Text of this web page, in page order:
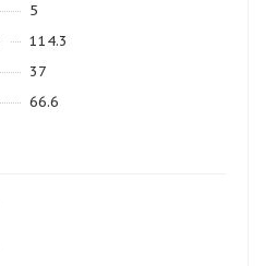
5
114.3
37
66.6